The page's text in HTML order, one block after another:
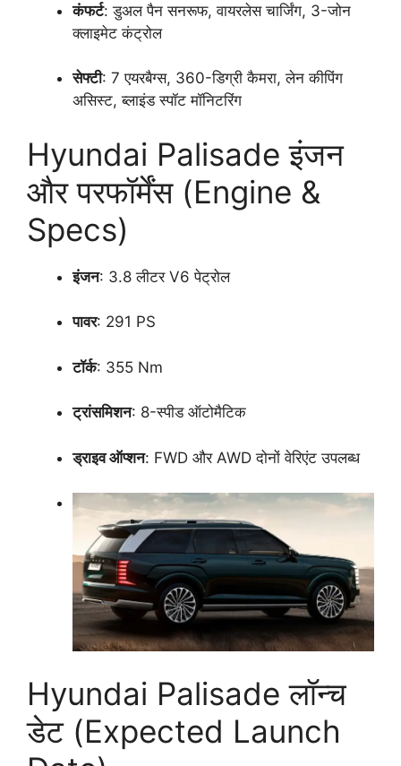
कंफर्ट: डुअल पैन सनरूफ, वायरलेस चार्जिंग, 3-जोन
क्लाइमेट कंट्रोल
सेफ्टी: 7 एयरबैग्स, 360-डिग्री कैमरा, लेन कीपिंग
असिस्ट, ब्लाइंड स्पॉट मॉनिटरिंग
Hyundai Palisade इंजन
और परफॉर्मेंस (Engine &
Specs)
इंजन: 3.8 लीटर V6 पेट्रोल
पावर: 291 PS
टॉर्क: 355 Nm
ट्रांसमिशन: 8-स्पीड ऑटोमैटिक
ड्राइव ऑप्शन: FWD और AWD दोनों वेरिएंट उपलब्ध
Hyundai Palisade लॉन्च
डेट (Expected Launch